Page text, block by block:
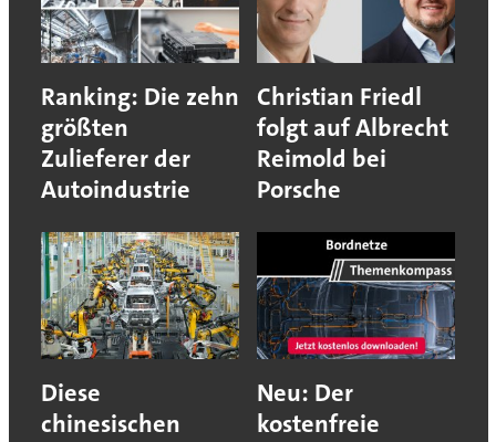
Ranking: Die zehn
größten
Zulieferer der
Autoindustrie
Christian Friedl
folgt auf Albrecht
Reimold bei
Porsche
Diese
chinesischen
Neu: Der
kostenfreie